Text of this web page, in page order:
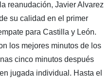
reanudación, Javier Alvarez
su calidad en el primer
para Castilla y León.
los mejores minutos de los
cinco minutos después
jugada individual. Hasta el